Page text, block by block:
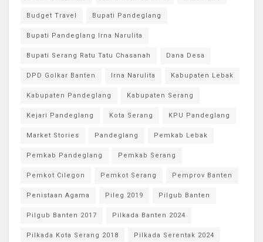
Budget Travel Bupati Pandeglang
Bupati Pandeglang Irna Narulita
Bupati Serang Ratu Tatu Chasanah Dana Desa
DPD Golkar Banten Irna Narulita Kabupaten Lebak
Kabupaten Pandeglang Kabupaten Serang
Kejari Pandeglang Kota Serang KPU Pandeglang
Market Stories Pandeglang Pemkab Lebak
Pemkab Pandeglang Pemkab Serang
Pemkot Cilegon Pemkot Serang Pemprov Banten
Penistaan Agama Pileg 2019 Pilgub Banten
Pilgub Banten 2017 Pilkada Banten 2024
Pilkada Kota Serang 2018 Pilkada Serentak 2024